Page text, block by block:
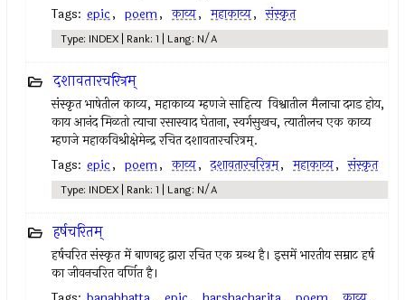
Tags: epic, poem, काव्य, महाकाव्य, संस्कृत
Type: INDEX | Rank: 1 | Lang: N/A
दशावतारचरित्रम्
संस्कृत भाषेतील काव्य, महाकाव्य म्हणजे साहित्य विश्वातील मैलाचा दगड होय,
काय आनंद मिळतो त्याचा रसास्वाद घेताना, स्वर्गसुखच, त्यातीलच एक काव्य
म्हणजे महाकविश्रीक्षेमेन्द्र रचित दशावतारचरित्रम्.
Tags: epic, poem, काव्य, दशावतारचरित्रम्, महाकाव्य, संस्कृत
Type: INDEX | Rank: 1 | Lang: N/A
हर्षचरितम्‌
हर्षचरित संस्कृत में बाणबट्ट द्वारा रचित एक ग्रन्थ है। इसमें भारतीय सम्राट हर्ष
का जीवनचरित वर्णित है।